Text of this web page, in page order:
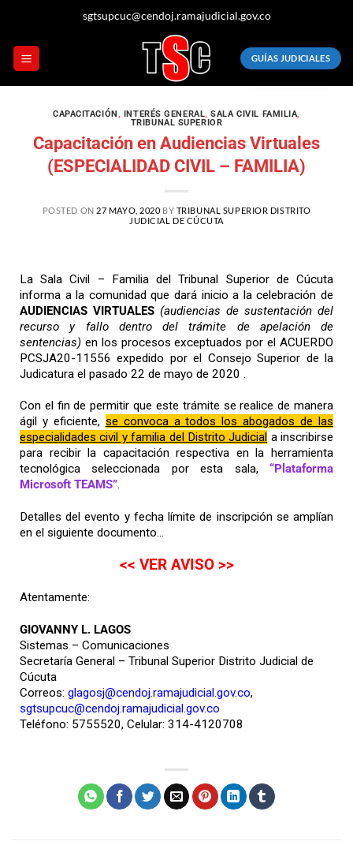
sgtsupcuc@cendoj.ramajudicial.gov.co
GUÍAS JUDICIALES
CAPACITACIÓN, INTERÉS GENERAL,SALA CIVIL FAMILIA,
TRIBUNAL SUPERIOR
Capacitación en Audiencias Virtuales
(ESPECIALIDAD CIVIL – FAMILIA)
POSTED ON 27 MAYO, 2020 BY TRIBUNAL SUPERIOR DISTRITO
JUDICIAL DE CÚCUTA
La Sala Civil – Familia del Tribunal Superior de Cúcuta
informa a la comunidad que dará inicio a la celebración de
AUDIENCIAS VIRTUALES (audiencias de sustentación del
recurso y fallo dentro del trámite de apelación de
sentencias) en los procesos exceptuados por el ACUERDO
PCSJA20-11556 expedido por el Consejo Superior de la
Judicatura el pasado 22 de mayo de 2020 .
Con el fin de permitir que este trámite se realice de manera
ágil y eficiente, se convoca a todos los abogados de las
especialidades civil y familia del Distrito Judicial a inscribirse
para recibir la capacitación respectiva en la herramienta
tecnológica seleccionada por esta sala, “Plataforma
Microsoft TEAMS”.
Detalles del evento y fecha límite de inscripción se amplían
en el siguiente documento…
<< VER AVISO >>
Atentamente:
GIOVANNY L. LAGOS
Sistemas – Comunicaciones
Secretaría General – Tribunal Superior Distrito Judicial de
Cúcuta
Correos: glagosj@cendoj.ramajudicial.gov.co,
sgtsupcuc@cendoj.ramajudicial.gov.co
Teléfono: 5755520, Celular: 314-4120708